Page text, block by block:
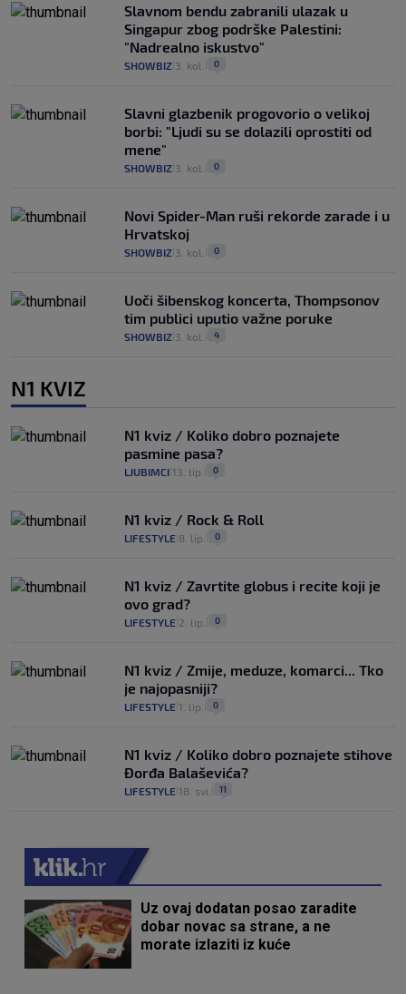
Slavnom bendu zabranili ulazak u
Singapur zbog podrške Palestini:
"Nadrealno iskustvo"
SHOWBIZ 3. kol. 0
Slavni glazbenik progovorio o velikoj
borbi: "Ljudi su se dolazili oprostiti od
mene"
SHOWBIZ 3. kol. 0
Novi Spider-Man ruši rekorde zarade i u
Hrvatskoj
SHOWBIZ 3. kol. 0
Uoči šibenskog koncerta, Thompsonov
tim publici uputio važne poruke
SHOWBIZ 3. kol. 4
N1 KVIZ
N1 kviz / Koliko dobro poznajete
pasmine pasa?
LJUBIMCI 13. lip. 0
N1 kviz / Rock & Roll
LIFESTYLE 8. lip. 0
N1 kviz / Zavrtite globus i recite koji je
ovo grad?
LIFESTYLE 2. lip. 0
N1 kviz / Zmije, meduze, komarci... Tko
je najopasniji?
LIFESTYLE 1. lip. 0
N1 kviz / Koliko dobro poznajete stihove
Đorđa Balaševića?
LIFESTYLE 18. svi. 11
Uz ovaj dodatan posao zaradite
dobar novac sa strane, a ne
morate izlaziti iz kuće